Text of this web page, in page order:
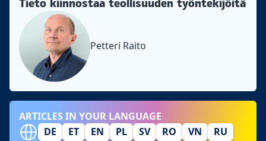
Petteri Raito
ARTICLES IN YOUR LANGUAGE
DE
ET EN PL SV RO VN
RU